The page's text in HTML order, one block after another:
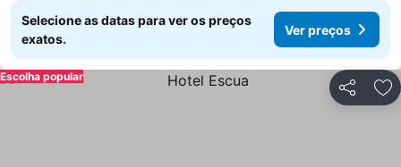
Selecione as datas para ver os preços
exatos.
Ver preços
Partilhar
Escolha popular